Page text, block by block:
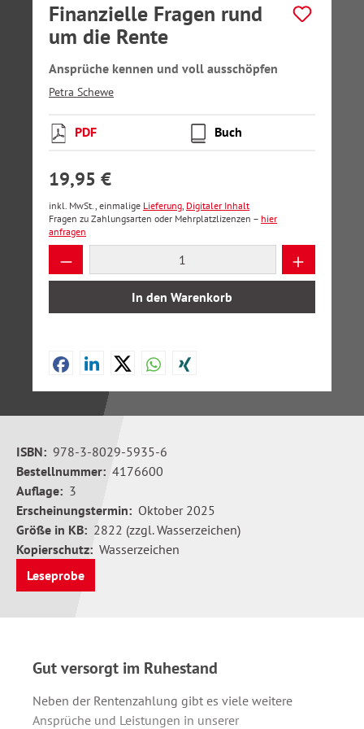
Finanzielle Fragen rund
um die Rente
Ansprüche kennen und voll ausschöpfen
Petra Schewe
PDF Buch
19,95 €
inkl. MwSt., einmalige Lieferung, Digitaler Inhalt
Fragen zu Zahlungsarten oder Mehrplatzlizenzen – hier
anfragen
Produkt Anzahl: Gib den gewünschten
In den Warenkorb
ISBN: 978-3-8029-5935-6
Bestellnummer: 4176600
Auflage: 3
Erscheinungstermin: Oktober 2025
Größe in KB: 2822 (zzgl. Wasserzeichen)
Kopierschutz: Wasserzeichen
Leseprobe
Gut versorgt im Ruhestand
Neben der Rentenzahlung gibt es viele weitere
Ansprüche und Leistungen in unserer